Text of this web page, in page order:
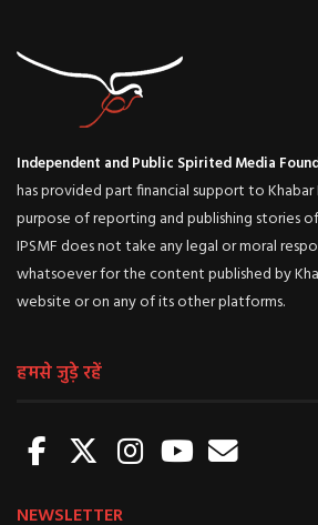
Independent and Public Spirited Media
has provided part financial support to
purpose of reporting and publishing stories
IPSMF does not take any legal or moral
whatsoever for the content published by
website or on any of its other platforms.
हमसे जुड़े रहें
NEWSLETTER